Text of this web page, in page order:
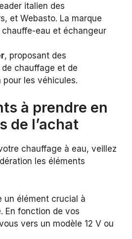
italien des
et Webasto. La marque
chauffe-eau et échangeur
, proposant des
chauffage et de
pour les véhicules.
à prendre en
de l’achat
chauffage à eau, veillez
les éléments
un élément crucial à
En fonction de vos
vers un modèle 12 V ou